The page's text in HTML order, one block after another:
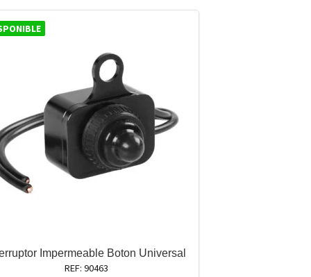
Impermeable Boton Universal
REF: 90463